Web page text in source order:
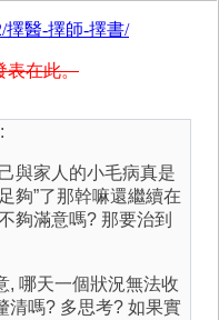
擇醫-擇師-擇書/
表在此。
與家人的小毛病真是
夠”了那幹嘛還繼續在
夠滿意嗎? 那要治到
, 哪天一個狀況無法收
清嗎? 多思考? 如果實